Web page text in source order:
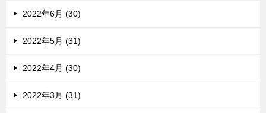
2022年6月 (30)
2022年5月 (31)
2022年4月 (30)
2022年3月 (31)